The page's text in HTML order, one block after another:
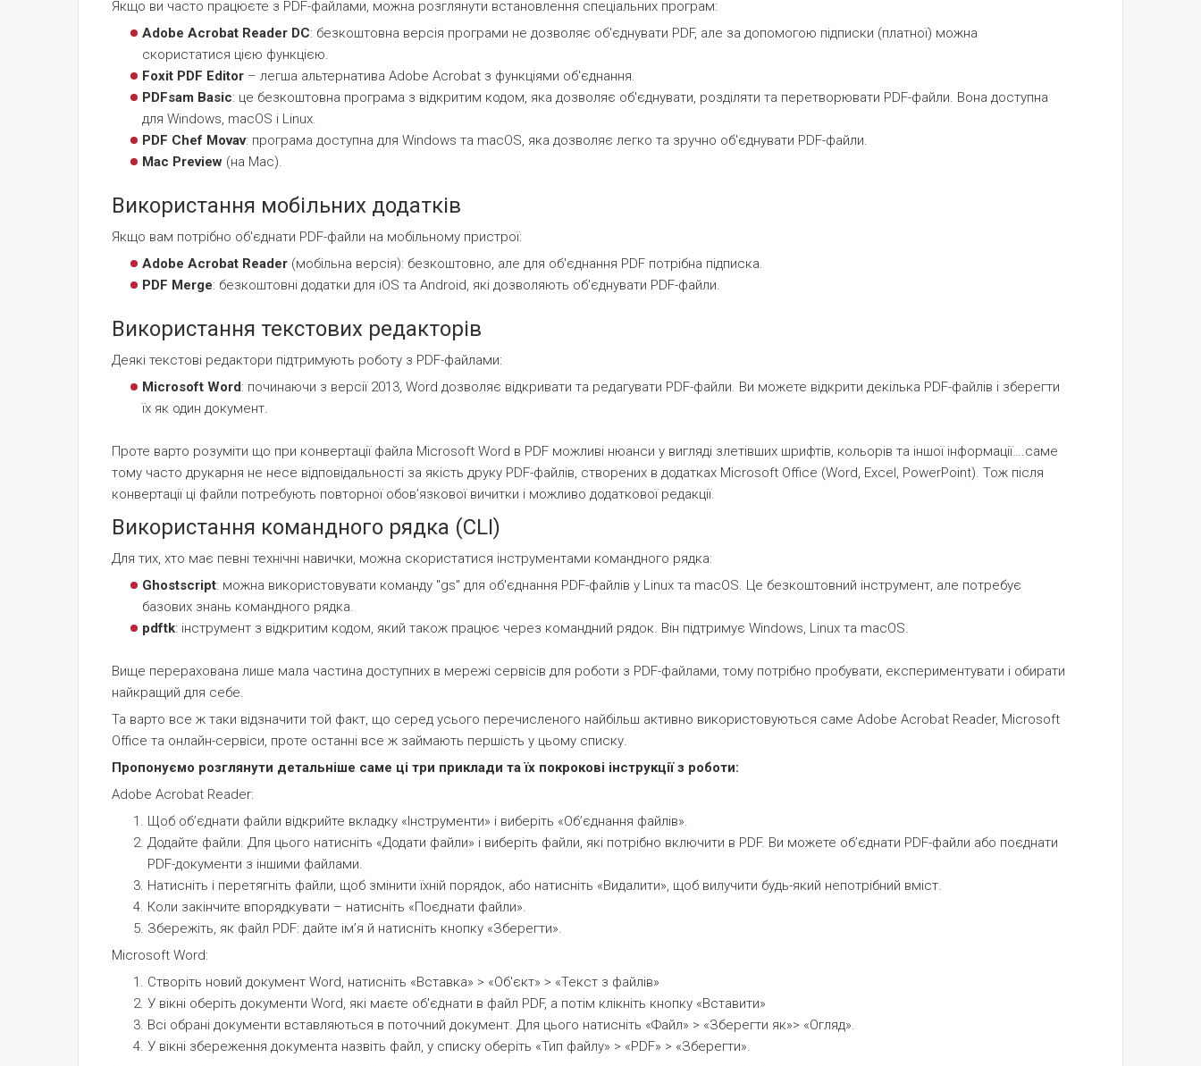
Якщо ви часто працюєте з PDF-файлами, можна розглянути встановлення спеціальних програм:
Adobe Acrobat Reader DC: безкоштовна версія програми не дозволяє об'єднувати PDF, але за допомогою підписки (платної) можна
скористатися цією функцією.
Foxit PDF Editor – легша альтернатива Adobe Acrobat з функціями об'єднання.
PDFsam Basic: це безкоштовна програма з відкритим кодом, яка дозволяє об'єднувати, розділяти та перетворювати PDF-файли. Вона доступна
для Windows, macOS і Linux.
PDF Chef Movav: програма доступна для Windows та macOS, яка дозволяє легко та зручно об'єднувати PDF-файли.
Mac Preview (на Mac).
Використання мобільних додатків
Якщо вам потрібно об'єднати PDF-файли на мобільному пристрої:
Adobe Acrobat Reader (мобільна версія): безкоштовно, але для об'єднання PDF потрібна підписка.
PDF Merge: безкоштовні додатки для iOS та Android, які дозволяють об'єднувати PDF-файли.
Використання текстових редакторів
Деякі текстові редактори підтримують роботу з PDF-файлами:
Microsoft Word: починаючи з версії 2013, Word дозволяє відкривати та редагувати PDF-файли. Ви можете відкрити декілька PDF-файлів і зберегти
їх як один документ.
Проте варто розуміти що при конвертації файла Microsoft Word в PDF можливі нюанси у вигляді злетівших шрифтів, кольорів та іншої інформації….саме
тому часто друкарня не несе відповідальності за якість друку PDF-файлів, створених в додатках Microsoft Office (Word, Excel, PowerPoint). Тож після
конвертації ці файли потребують повторної обовʼязкової вичитки і можливо додаткової редакції.
Використання командного рядка (CLI)
Для тих, хто має певні технічні навички, можна скористатися інструментами командного рядка:
Ghostscript: можна використовувати команду "gs" для об'єднання PDF-файлів у Linux та macOS. Це безкоштовний інструмент, але потребує
базових знань командного рядка.
pdftk: інструмент з відкритим кодом, який також працює через командний рядок. Він підтримує Windows, Linux та macOS.
Вище перерахована лише мала частина доступних в мережі сервісів для роботи з PDF-файлами, тому потрібно пробувати, експериментувати і обирати
найкращий для себе.
Та варто все ж таки відзначити той факт, що серед усього перечисленого найбільш активно використовуються саме Adobe Acrobat Reader, Microsoft
Office та онлайн-сервіси, проте останні все ж займають першість у цьому списку.
Пропонуємо розглянути детальніше саме ці три приклади та їх покрокові інструкції з роботи:
Adobe Acrobat Reader:
Щоб об’єднати файли відкрийте вкладку «Інструменти» і виберіть «Об’єднання файлів».
Додайте файли. Для цього натисніть «Додати файли» і виберіть файли, які потрібно включити в PDF. Ви можете об’єднати PDF-файли або поєднати
PDF-документи з іншими файлами.
Натисніть і перетягніть файли, щоб змінити їхній порядок, або натисніть «Видалити», щоб вилучити будь-який непотрібний вміст.
Коли закінчите впорядкувати – натисніть «Поєднати файли».
Збережіть, як файл PDF: дайте ім’я й натисніть кнопку «Зберегти».
Microsoft Word:
Створіть новий документ Word, натисніть «Вставка» > «Об'єкт» > «Текст з файлів»
У вікні оберіть документи Word, які маєте об'єднати в файл PDF, а потім клікніть кнопку «Вставити»
Всі обрані документи вставляються в поточний документ. Для цього натисніть «Файл» > «Зберегти як»> «Огляд».
У вікні збереження документа назвіть файл, у списку оберіть «Тип файлу» > «PDF» > «Зберегти».